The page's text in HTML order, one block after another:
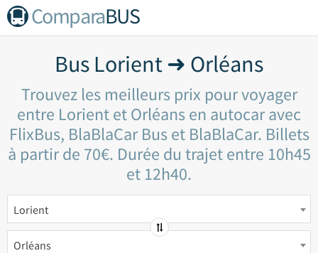
ComparaBUS
Bus Lorient ➜ Orléans
Trouvez les meilleurs prix pour voyager
entre Lorient et Orléans en autocar avec
FlixBus, BlaBlaCar Bus et BlaBlaCar. Billets
à partir de 70€. Durée du trajet entre 10h45
et 12h40.
Lorient
Orléans